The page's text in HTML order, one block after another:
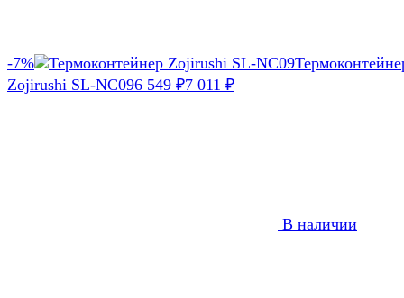
-7%
Zojirushi SL-NC096 549 ₽7 011 ₽
В наличии